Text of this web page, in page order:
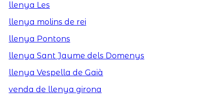
llenya Les
llenya molins de rei
llenya Pontons
llenya Sant Jaume dels Domenys
llenya Vespella de Gaià
venda de llenya girona